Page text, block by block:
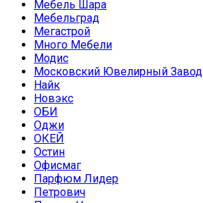
Мебель Шара
Мебельград
Мегастрой
Много Мебели
Модис
Московский Ювелирный Завод
Найк
Новэкс
ОБИ
Оджи
ОКЕЙ
Остин
Офисмаг
Парфюм Лидер
Петрович